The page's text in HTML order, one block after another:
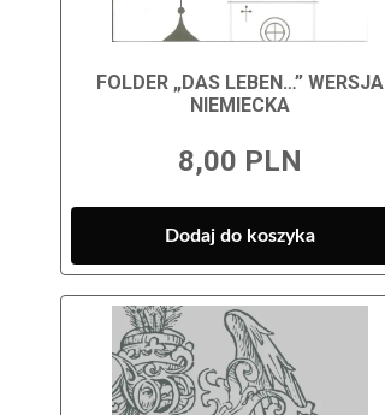
FOLDER „DAS LEBEN…” WERSJA
NIEMIECKA
8,00 PLN
Dodaj do koszyka